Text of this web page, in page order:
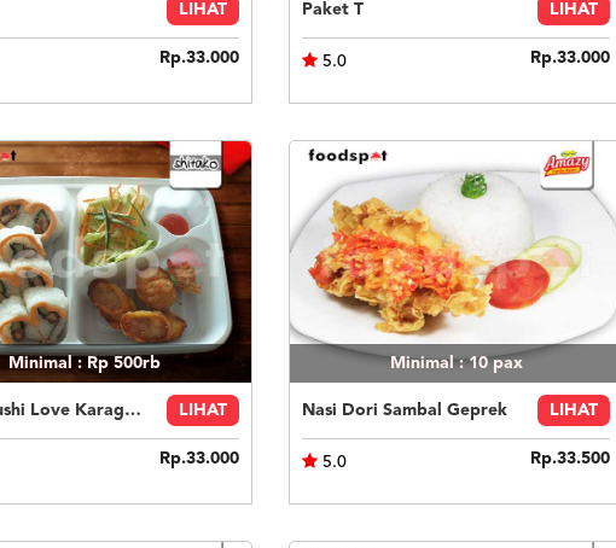
LIHAT
Rp.33.000
Paket T LIHAT
5.0 Rp.33.000
Minimal : Rp 500rb
Bento Sushi Love Karage Mentai LIHAT
Rp.33.000
Minimal : 10pax
Nasi Dori Sambal Geprek LIHAT
5.0 Rp.33.500